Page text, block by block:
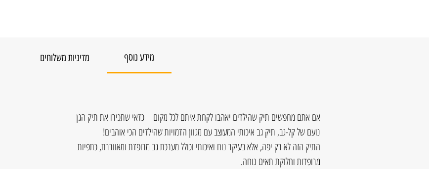
מידע נוסף מדיניות משלוחים
אם אתם מחפשים תיק שהילדים יאהבו לקחת איתם לכל מקום – כדאי שתכירו את תיק הגן
נועם של קל-גב, תיק גב איכותי המעוצב עם מגוון הדמויות שהילדים הכי אוהבים!
התיק הזה לא רק יפה, אלא בעיקר נוח ואיכותי וכולל מערכת גב מרופדת ומאווררת, כתפיות
מרופדות וחלוקת תאים נוחה.